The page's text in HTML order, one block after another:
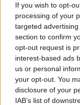
If you wish to opt-
processing of your
targeted
section to confirm
opt-out request is
interest-based ads
us or personal
your opt-out. You
disclosure of your
IAB’s list of
MTI
2024. január 12. 14:32
A Kárpát-
áramlik,
melegszik az
számottevő